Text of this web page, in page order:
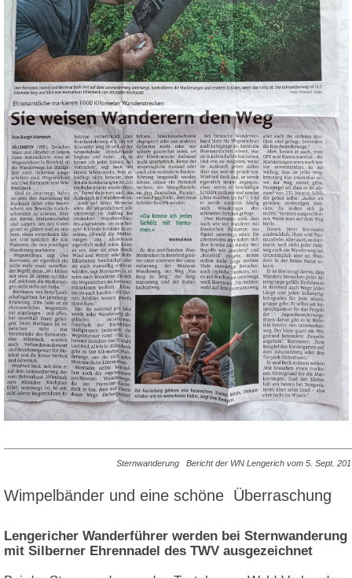
Sternwanderung Bericht der WN Lengerich vom 5. Sept.
Wimpelbänder und eine schöne Überraschung
Lengericher Wanderführer werden bei Sternwanderung
mit Silberner Ehrennadel des TWV ausgezeichnet